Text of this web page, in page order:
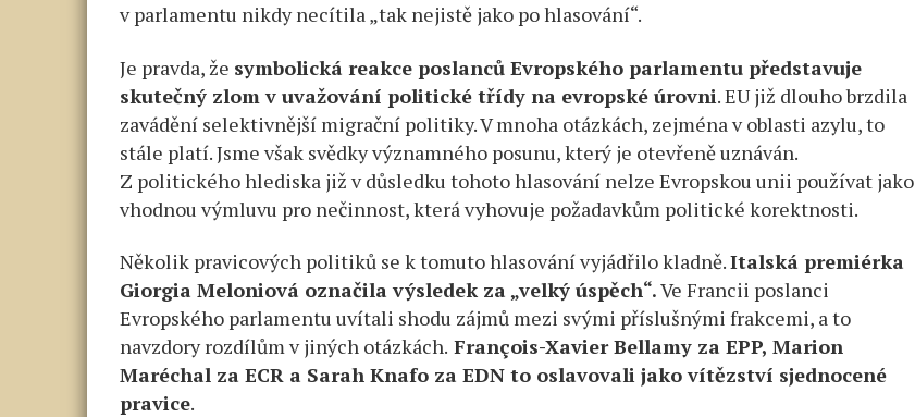
v parlamentu nikdy necítila „tak nejistě jako po hlasování“.
Je pravda, že symbolická reakce poslanců Evropského parlamentu představuje
skutečný zlom v uvažování politické třídy na evropské úrovni. EU již dlouho brzdila
zavádění selektivnější migrační politiky. V mnoha otázkách, zejména v oblasti azylu, to
stále platí. Jsme však svědky významného posunu, který je otevřeně uznáván.
Z politického hlediska již v důsledku tohoto hlasování nelze Evropskou unii používat jako
vhodnou výmluvu pro nečinnost, která vyhovuje požadavkům politické korektnosti.
Několik pravicových politiků se k tomuto hlasování vyjádřilo kladně.Italská premiérka
Giorgia Meloniová označila výsledek za „velký úspěch“.Ve Francii poslanci
Evropského parlamentu uvítali shodu zájmů mezi svými příslušnými frakcemi, a to
navzdory rozdílům v jiných otázkách. François-Xavier Bellamy za EPP, Marion
Maréchal za ECR a Sarah Knafo za EDN to oslavovali jako vítězství sjednocené
pravice.